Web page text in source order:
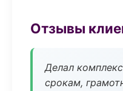
Отзывы
Делал
срокам,